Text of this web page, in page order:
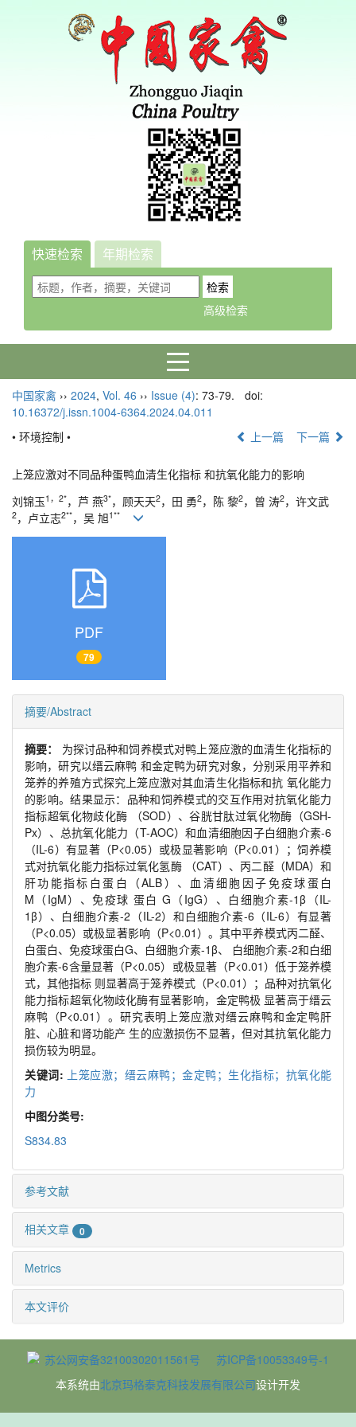
快速检索 年期检索
中国家禽 ›› 2024, Vol. 46 ›› Issue (4): 73-79.
doi:
10.16372/j.issn.1004-6364.2024.04.011
• 环境控制 •
上一篇 下一篇
上笼应激对不同品种蛋鸭血清生化指标 和抗氧化能力的影响
刘锦玉1，2*，芦 燕3*，顾天天2，田 勇2，陈 黎2，曾 涛2，许文武
2，卢立志2**，吴 旭1**
PDF
79
摘要/Abstract
摘要： 为探讨品种和饲养模式对鸭上笼应激的血清生化指标的
影响，研究以缙云麻鸭 和金定鸭为研究对象，分别采用平养和
笼养的养殖方式探究上笼应激对其血清生化指标和抗 氧化能力
的影响。结果显示：品种和饲养模式的交互作用对抗氧化能力
指标超氧化物歧化酶 （SOD）、谷胱甘肽过氧化物酶（GSH-
Px）、总抗氧化能力（T-AOC）和血清细胞因子白细胞介素-6
（IL-6）有显著（P<0.05）或极显著影响（P<0.01）；饲养模
式对抗氧化能力指标过氧化氢酶 （CAT）、丙二醛（MDA）和
肝功能指标白蛋白（ALB）、血清细胞因子免疫球蛋白
M（IgM）、免疫球 蛋白 G（IgG）、白细胞介素-1β（IL-
1β）、白细胞介素-2（IL-2）和白细胞介素-6（IL-6）有显著
（P<0.05）或极显著影响（P<0.01）。其中平养模式丙二醛、
白蛋白、免疫球蛋白G、白细胞介素-1β、 白细胞介素-2和白细
胞介素-6含量显著（P<0.05）或极显著（P<0.01）低于笼养模
式，其他指标 则显著高于笼养模式（P<0.01）；品种对抗氧化
能力指标超氧化物歧化酶有显著影响，金定鸭极 显著高于缙云
麻鸭（P<0.01）。研究表明上笼应激对缙云麻鸭和金定鸭肝
脏、心脏和肾功能产 生的应激损伤不显著，但对其抗氧化能力
损伤较为明显。
关键词: 上笼应激；缙云麻鸭；金定鸭；生化指标；抗氧化能
力
中图分类号:
S834.83
参考文献
相关文章 0
Metrics
本文评价
苏公网安备32100302011561号
苏ICP备10053349号-1
本系统由北京玛格泰克科技发展有限公司设计开发